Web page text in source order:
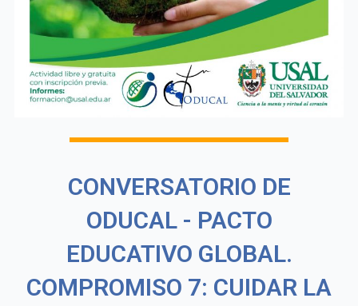
CONVERSATORIO DE
ODUCAL - PACTO
EDUCATIVO GLOBAL.
COMPROMISO 7: CUIDAR LA